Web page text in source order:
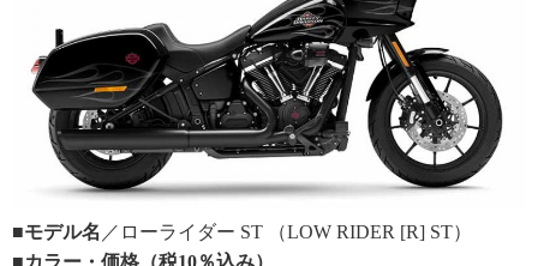
■モデル名 ／ローライダー ST （LOW RIDER [R] ST）
■カラー・価格（税10％込み）